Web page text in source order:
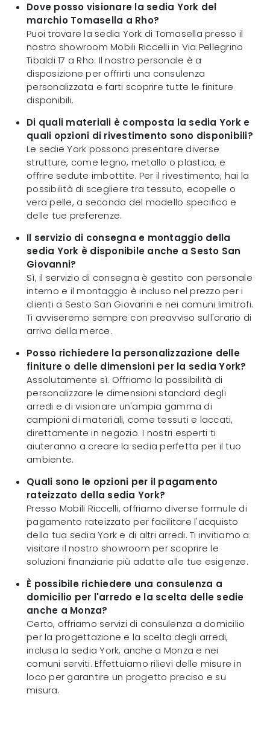
Dove posso visionare la sedia York del
marchio Tomasella a Rho?
Puoi trovare la sedia York di Tomasella presso il
nostro showroom Mobili Riccelli in Via Pellegrino
Tibaldi 17 a Rho. Il nostro personale è a
disposizione per offrirti una consulenza
personalizzata e farti scoprire tutte le finiture
disponibili.
Di quali materiali è composta la sedia York e
quali opzioni di rivestimento sono disponibili?
Le sedie York possono presentare diverse
strutture, come legno, metallo o plastica, e
offrire sedute imbottite. Per il rivestimento, hai la
possibilità di scegliere tra tessuto, ecopelle o
vera pelle, a seconda del modello specifico e
delle tue preferenze.
Il servizio di consegna e montaggio della
sedia York è disponibile anche a Sesto San
Giovanni?
Sì, il servizio di consegna è gestito con personale
interno e il montaggio è incluso nel prezzo per i
clienti a Sesto San Giovanni e nei comuni limitrofi.
Ti avviseremo sempre con preavviso sull'orario di
arrivo della merce.
Posso richiedere la personalizzazione delle
finiture o delle dimensioni per la sedia York?
Assolutamente sì. Offriamo la possibilità di
personalizzare le dimensioni standard degli
arredi e di visionare un'ampia gamma di
campioni di materiali, come tessuti e laccati,
direttamente in negozio. I nostri esperti ti
aiuteranno a creare la sedia perfetta per il tuo
ambiente.
Quali sono le opzioni per il pagamento
rateizzato della sedia York?
Presso Mobili Riccelli, offriamo diverse formule di
pagamento rateizzato per facilitare l'acquisto
della tua sedia York e di altri arredi. Ti invitiamo a
visitare il nostro showroom per scoprire le
soluzioni finanziarie più adatte alle tue esigenze.
È possibile richiedere una consulenza a
domicilio per l'arredo e la scelta delle sedie
anche a Monza?
Certo, offriamo servizi di consulenza a domicilio
per la progettazione e la scelta degli arredi,
inclusa la sedia York, anche a Monza e nei
comuni serviti. Effettuiamo rilievi delle misure in
loco per garantire un progetto preciso e su
misura.